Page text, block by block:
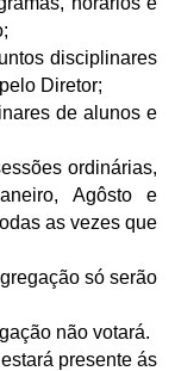
disciplinares
Diretor;
de alunos e
ordinárias,
Agôsto e
as vezes que
só serão
não votará.
presente ás